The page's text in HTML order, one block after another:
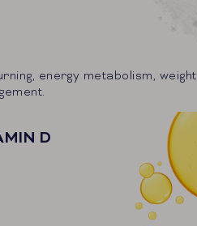
energy metabolism, weight
D